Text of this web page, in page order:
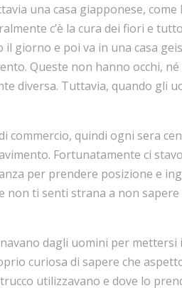
una casa giapponese,
c’è la cura dei fiori e
giorno e poi va in una casa
Queste non hanno occhi,
diversa. Tuttavia, quando
commercio, quindi ogni sera
Fortunatamente ci
per prendere posizione e
non ti senti strana a non
dagli uomini per
curiosa di sapere che
utilizzavano e dove lo